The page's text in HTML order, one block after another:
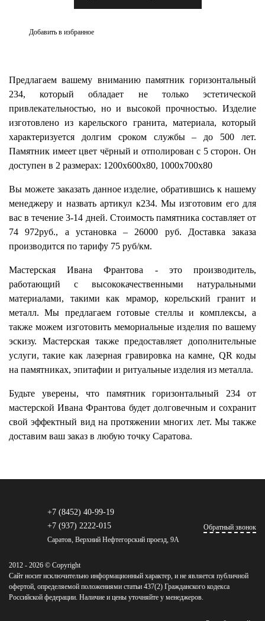
Добавить в избранное
Предлагаем вашему вниманию памятник горизонтальный
234, который обладает не только эстетической
привлекательностью, но и высокой прочностью. Изделие
изготовлено из карельского гранита, материала, который
характеризуется долгим сроком службы – до 500 лет.
Памятник имеет цвет чёрный и отполирован с 5 сторон. Он
доступен в 2 размерах: 1200х600х80, 1000х700х80
Вы можете заказать данное изделие, обратившись к нашему
менеджеру и назвать артикул к234. Мы изготовим его для
вас в течение 3-14 дней. Стоимость памятника составляет от
74 972руб., а установка – 26000 руб. Доставка заказа
производится по тарифу 75 руб/км.
Мастерская Ивана Франтова - это производитель,
работающий с высококачественными натуральными
материалами, такими как мрамор, корельский гранит и
металл. Мы предлагаем готовые стеллы и комплексы, а
также можем изготовить мемориальные изделия по вашему
эскизу. Мастерская также предоставляет дополнительные
услуги, такие как лазерная гравировка на камне, QR коды
на памятниках, эпитафии и ритуальные изделия из металла.
Будьте уверены, что памятник горизонтальный 234 от
мастерской Ивана Франтова будет долговечным и сохранит
свой эффектный вид на протяжении многих лет. Мы также
доставим ваш заказ в любую точку Саратова.
+7 (8452) 40-99-19
+7 (937) 2222-015
Саратов, Верхний Нефтегорский проезд, 9А
Обратный звонок
2012 - 2026 © Copyright
Сайт носит исключительно информационный характер, и не является публичной
офертой, определяемой положениями статьи 437(2) Гражданского кодекса
Российской федерации. Наличие и цены уточняйте у менеджеров.